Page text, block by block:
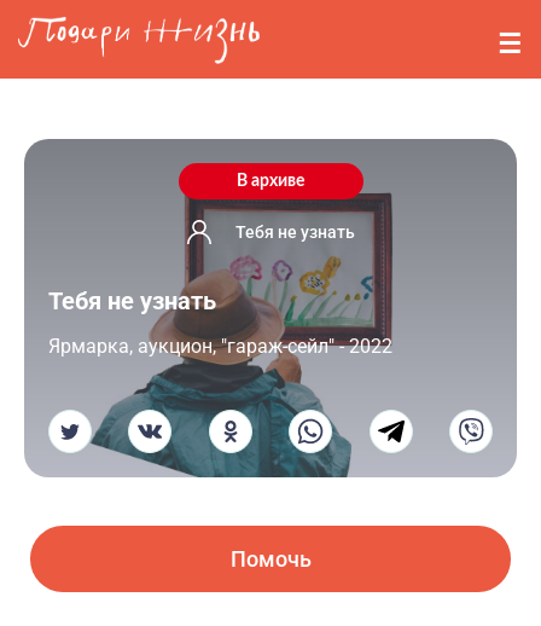
Перейти к основному содержанию
События
Вопросы
Войти
Регистрация
В архиве
Тебя не узнать
Тебя не узнать
Ярмарка, аукцион, "гараж-сейл" - 2022
Помочь